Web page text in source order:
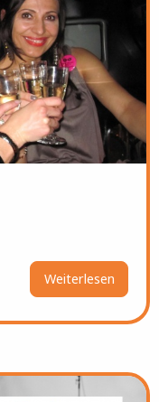
Weiterlesen